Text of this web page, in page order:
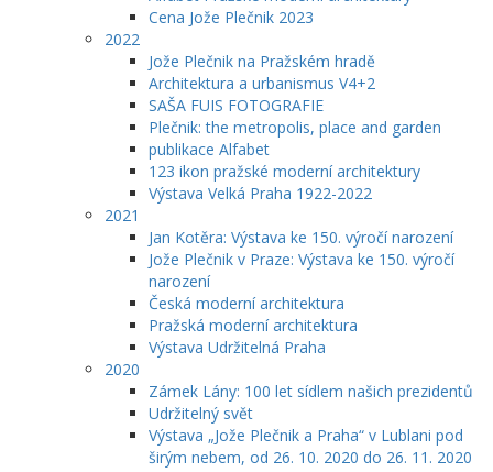
Cena Jože Plečnik 2023
2022
Jože Plečnik na Pražském hradě
Architektura a urbanismus V4+2
SAŠA FUIS FOTOGRAFIE
Plečnik: the metropolis, place and garden
publikace Alfabet
123 ikon pražské moderní architektury
Výstava Velká Praha 1922-2022
2021
Jan Kotěra: Výstava ke 150. výročí narození
Jože Plečnik v Praze: Výstava ke 150. výročí
narození
Česká moderní architektura
Pražská moderní architektura
Výstava Udržitelná Praha
2020
Zámek Lány: 100 let sídlem našich prezidentů
Udržitelný svět
Výstava „Jože Plečnik a Praha“ v Lublani pod
širým nebem, od 26. 10. 2020 do 26. 11. 2020